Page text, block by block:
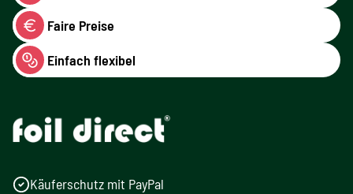
Faire Preise
Einfach flexibel
Käuferschutz mit PayPal